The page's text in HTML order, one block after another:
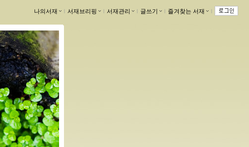
나의서재 서재브리핑 서재관리 글쓰기 즐겨찾는 서재